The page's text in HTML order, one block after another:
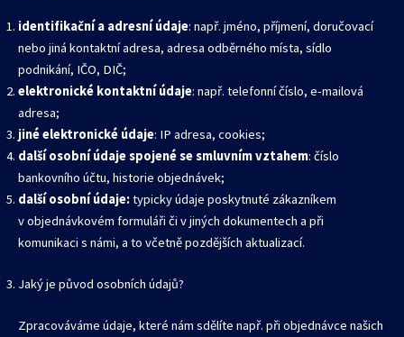
identifikační a adresní údaje: např. jméno, příjmení, doručovací
nebo jiná kontaktní adresa, adresa odběrného místa, sídlo
podnikání, IČO, DIČ;
elektronické kontaktní údaje: např. telefonní číslo, e-mailová
adresa;
jiné elektronické údaje: IP adresa, cookies;
další osobní údaje spojené se smluvním vztahem: číslo
bankovního účtu, historie objednávek;
další osobní údaje:typicky údaje poskytnuté zákazníkem
v objednávkovém formuláři či v jiných dokumentech a při
komunikaci s námi, a to včetně pozdějších aktualizací.
Jaký je původ osobních údajů?
Zpracováváme údaje, které nám sdělíte např. při objednávce našich